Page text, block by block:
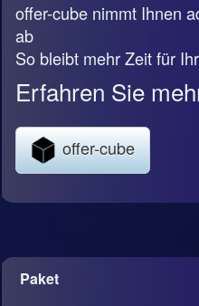
offer-cube nimmt Ihnen
ab
So bleibt mehr Zeit für
Erfahren Sie
offer-cube
Paket